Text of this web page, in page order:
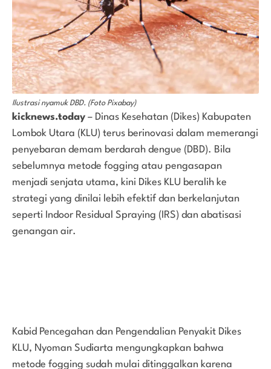
Ilustrasi nyamuk DBD. (Foto Pixabay)
kicknews.today – Dinas Kesehatan (Dikes) Kabupaten
Lombok Utara (KLU) terus berinovasi dalam memerangi
penyebaran demam berdarah dengue (DBD). Bila
sebelumnya metode fogging atau pengasapan
menjadi senjata utama, kini Dikes KLU beralih ke
strategi yang dinilai lebih efektif dan berkelanjutan
seperti Indoor Residual Spraying (IRS) dan abatisasi
genangan air.
Kabid Pencegahan dan Pengendalian Penyakit Dikes
KLU, Nyoman Sudiarta mengungkapkan bahwa
metode fogging sudah mulai ditinggalkan karena